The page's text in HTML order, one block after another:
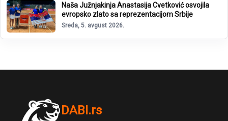
Naša Južnjakinja Anastasija Cvetković osvojila
evropsko zlato sa reprezentacijom Srbije
Sreda, 5. avgust 2026.
DABI.rs